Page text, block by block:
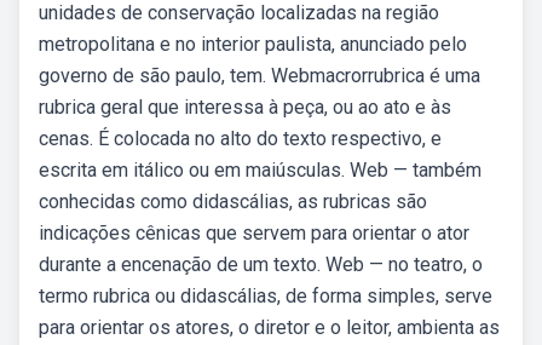
unidades de conservação localizadas na região
metropolitana e no interior paulista, anunciado pelo
governo de são paulo, tem. Webmacrorrubrica é uma
rubrica geral que interessa à peça, ou ao ato e às
cenas. É colocada no alto do texto respectivo, e
escrita em itálico ou em maiúsculas. Web — também
conhecidas como didascálias, as rubricas são
indicações cênicas que servem para orientar o ator
durante a encenação de um texto. Web — no teatro, o
termo rubrica ou didascálias, de forma simples, serve
para orientar os atores, o diretor e o leitor, ambienta as